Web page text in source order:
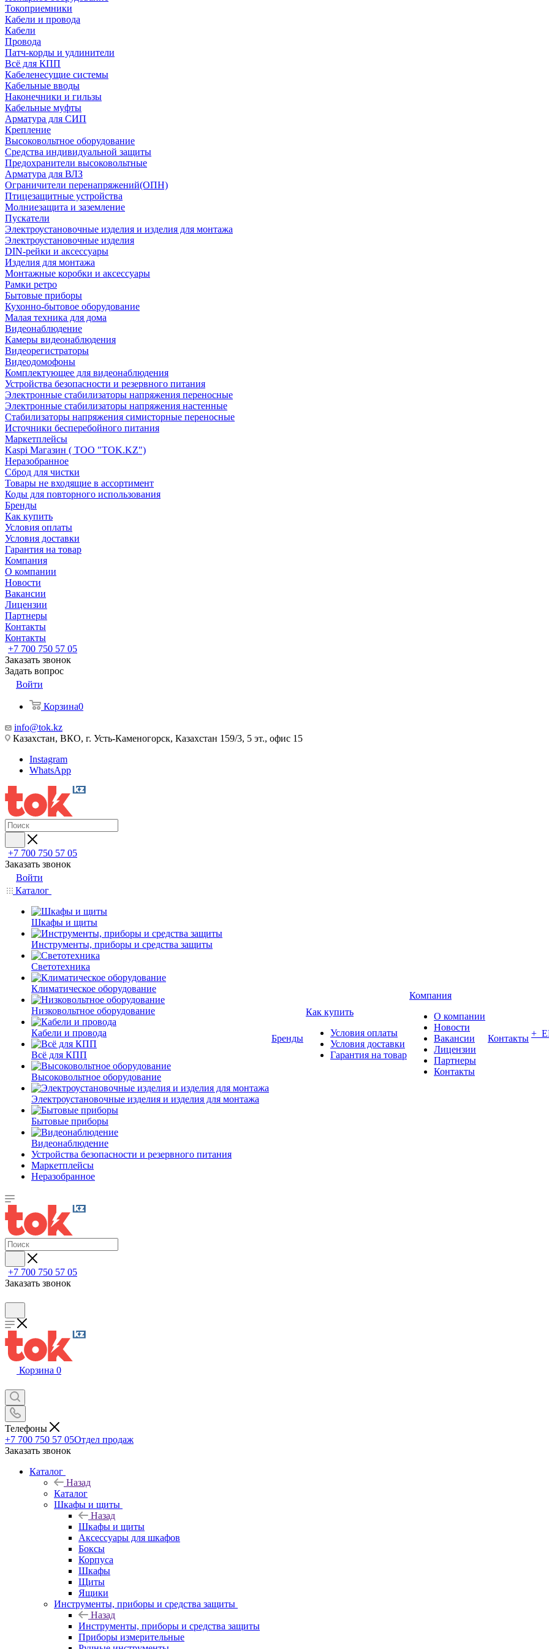
Токоприемники
Кабели и провода
Кабели
Провода
Патч-корды и удлинители
Всё для КПП
Кабеленесущие системы
Кабельные вводы
Наконечники и гильзы
Кабельные муфты
Арматура для СИП
Крепление
Высоковольтное оборудование
Средства индивидуальной защиты
Предохранители высоковольтные
Арматура для ВЛЗ
Ограничители перенапряжений(ОПН)
Птицезащитные устройства
Молниезащита и заземление
Пускатели
Электроустановочные изделия и изделия для монтажа
Электроустановочные изделия
DIN-рейки и аксессуары
Изделия для монтажа
Монтажные коробки и аксессуары
Рамки ретро
Бытовые приборы
Кухонно-бытовое оборудование
Малая техника для дома
Видеонаблюдение
Камеры видеонаблюдения
Видеорегистраторы
Видеодомофоны
Комплектующее для видеонаблюдения
Устройства безопасности и резервного питания
Электронные стабилизаторы напряжения переносные
Электронные стабилизаторы напряжения настенные
Стабилизаторы напряжения симисторные переносные
Источники бесперебойного питания
Маркетплейсы
Kaspi Магазин ( ТОО "TOK.KZ")
Неразобранное
Сброд для чистки
Товары не входящие в ассортимент
Коды для повторного использования
Бренды
Как купить
Условия оплаты
Условия доставки
Гарантия на товар
Компания
О компании
Новости
Вакансии
Лицензии
Партнеры
Контакты
Контакты
+7 700 750 57 05
Заказать звонок
Задать вопрос
Войти
Корзина0
info@tok.kz
Казахстан, ВКО, г. Усть-Каменогорск, Казахстан 159/3, 5 эт., офис 15
Instagram
WhatsApp
+7 700 750 57 05
Заказать звонок
Войти
Каталог
Шкафы и щиты
Инструменты, приборы и средства защиты
Светотехника
Климатическое оборудование
Низковольтное оборудование
Кабели и провода
Всё для КПП
Высоковольтное оборудование
Электроустановочные изделия и изделия для монтажа
Бытовые приборы
Видеонаблюдение
Устройства безопасности и резервного питания
Маркетплейсы
Неразобранное
Бренды
Как купить
Условия оплаты
Условия доставки
Гарантия на товар
Компания
О компании
Новости
Вакансии
Лицензии
Партнеры
Контакты
Контакты +
+7 700 750 57 05
Заказать звонок
Корзина 0
Телефоны
+7 700 750 57 05Отдел продаж
Заказать звонок
Каталог
Назад
Каталог
Шкафы и щиты
Назад
Шкафы и щиты
Аксессуары для шкафов
Боксы
Корпуса
Шкафы
Щиты
Ящики
Инструменты, приборы и средства защиты
Назад
Инструменты, приборы и средства защиты
Приборы измерительные